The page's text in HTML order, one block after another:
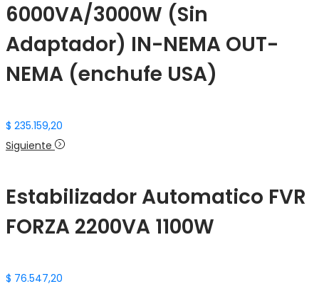
6000VA/3000W (Sin
Adaptador) IN-NEMA OUT-
NEMA (enchufe USA)
$ 235.159,20
Siguiente
Estabilizador Automatico FVR
FORZA 2200VA 1100W
$ 76.547,20